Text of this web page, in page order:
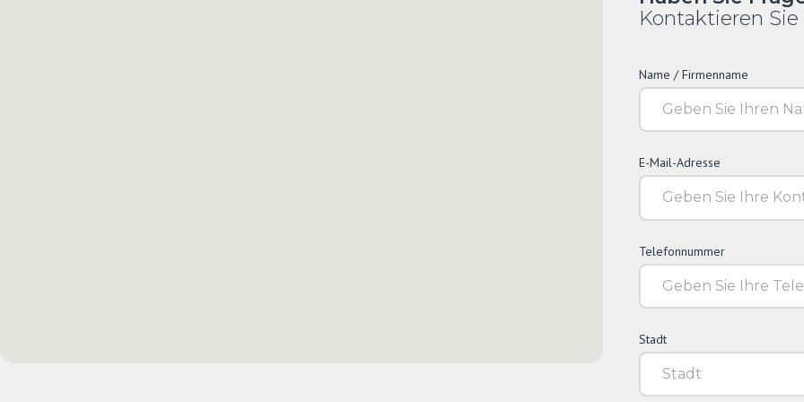
Kontaktieren Sie
Name / Firmenname
E-Mail-Adresse
Telefonnummer
Stadt